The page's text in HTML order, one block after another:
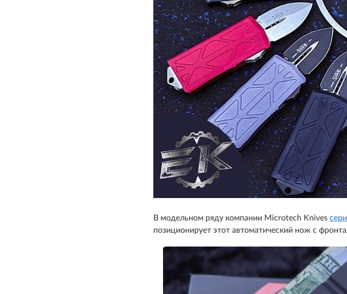
В модельном ряду компании Microtech Knives
позиционирует этот автоматический нож с